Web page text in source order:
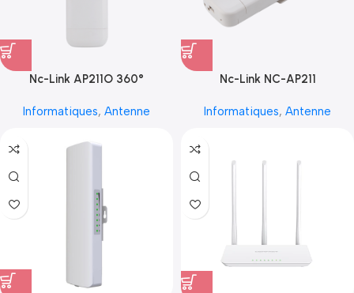
Nc-Link AP211O 360°
Informatiques, Antenne
Nc-Link NC-AP211
Informatiques, Antenne